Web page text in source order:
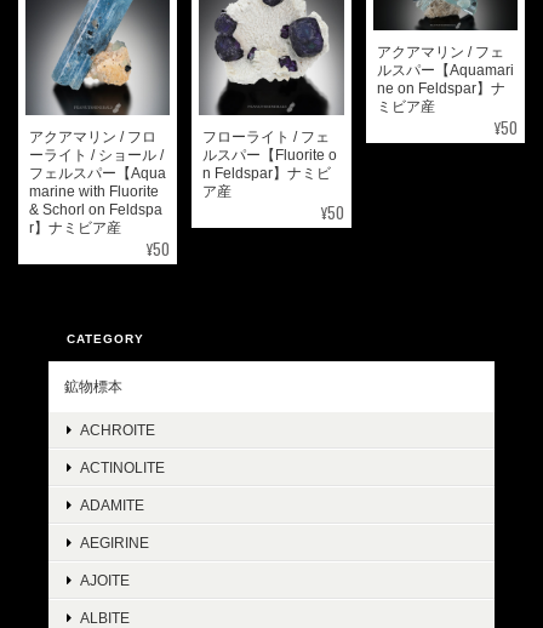
アクアマリン / フロ
ーライト / ショール /
フェルスパー【Aqua
marine with Fluorite
& Schorl on Feldspa
r】ナミビア産
¥50
フローライト / フェ
ルスパー【Fluorite o
n Feldspar】ナミビ
ア産
¥50
アクアマリン / フェ
ルスパー【Aquamari
ne on Feldspar】ナ
ミビア産
¥50
CATEGORY
鉱物標本
ACHROITE
ACTINOLITE
ADAMITE
AEGIRINE
AJOITE
ALBITE